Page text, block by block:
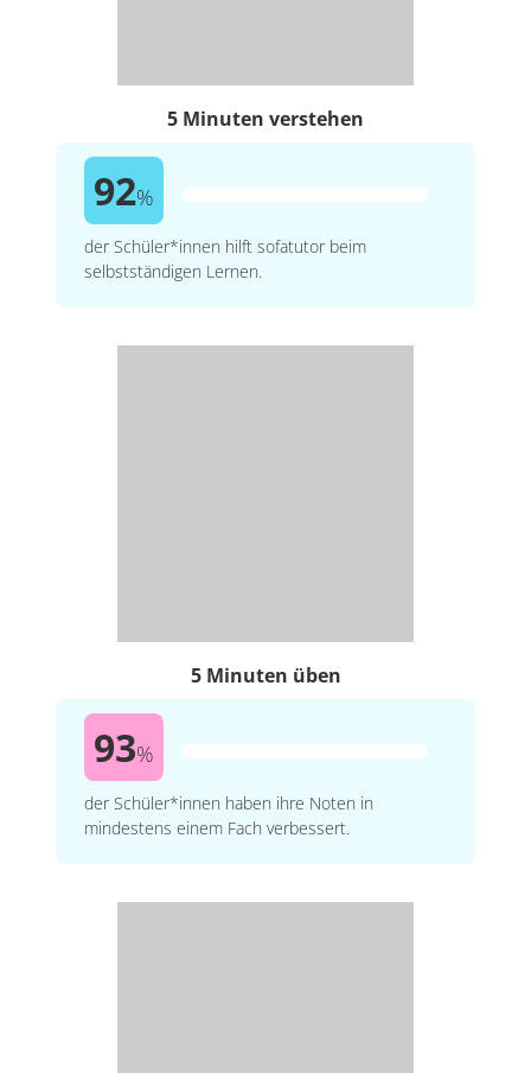
5 Minuten verstehen
92%
der Schüler*innen hilft sofatutor beim
selbstständigen Lernen.
5 Minuten üben
93%
der Schüler*innen haben ihre Noten in
mindestens einem Fach verbessert.